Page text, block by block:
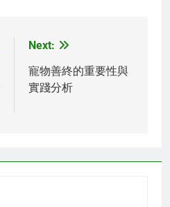
Next:
寵物善終的重要性與
實踐分析